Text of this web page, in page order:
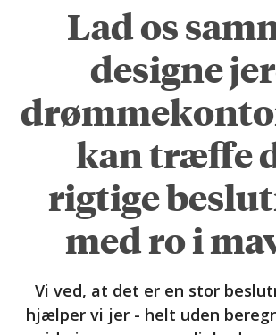
Lad os
designe
kan træffe
rigtige
med ro i
Vi ved, at det er en stor
hjælper vi jer - helt uden